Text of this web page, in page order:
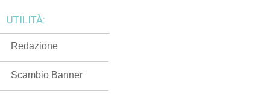
UTILITÀ:
Redazione
Scambio Banner